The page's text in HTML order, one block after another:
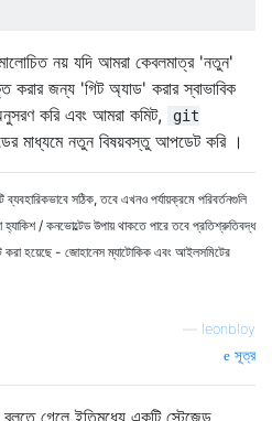
নয় যদি আমরা কেবলমাত্র 'নতুন'
জন্য 'গিট অ্যাড' করার স্বাভাবিক
করি এবং আমরা কমিট,
git
মাধ্যমে নতুন বিষয়বস্তু আপডেট করি ।
সঠিক, তবে এখনও পর্যায়ক্রমে পরিবর্তনগুলি
হ্যাকিশ / কনভোল্টেড উপায় থাকতে পারে তবে প্রতিশ্রুতিবদ্ধ
করা হয়েছে - জোহানেস ম্যাটোকিক এবং আইলসমিটের
leonbloy
সূত্র
বলতে গেলে ইতিমধ্যে একটি স্টেজেড